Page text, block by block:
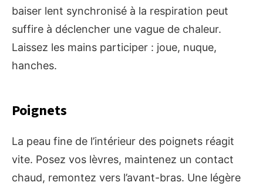
baiser lent synchronisé à la respiration peut
suffire à déclencher une vague de chaleur.
Laissez les mains participer : joue, nuque,
hanches.
Poignets
La peau fine de l’intérieur des poignets réagit
vite. Posez vos lèvres, maintenez un contact
chaud, remontez vers l’avant-bras. Une légère